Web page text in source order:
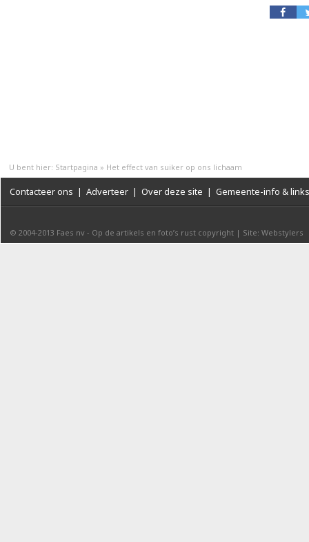
U bent hier: Startpagina » Het effect van suiker op ons lichaam
Contacteer ons | Adverteer | Over deze site | Gemeente-info & links
© 2004-2013 Faes nv - Op de artikels en foto’s rust copyright | Site: Webstylers